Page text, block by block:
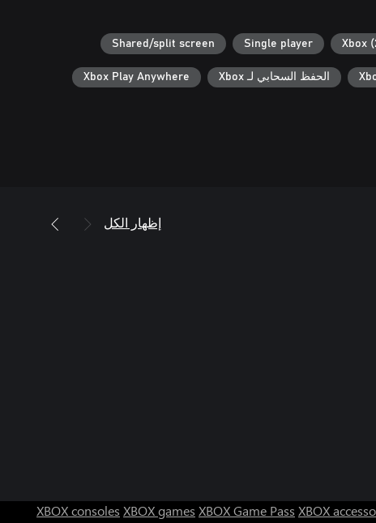
Single player
Shared/split screen
الحفظ السحابي لـ Xbox Xbox Play Anywhere
إظهار الكل
XBOX consoles XBOX games XBOX Game Pass XBOX